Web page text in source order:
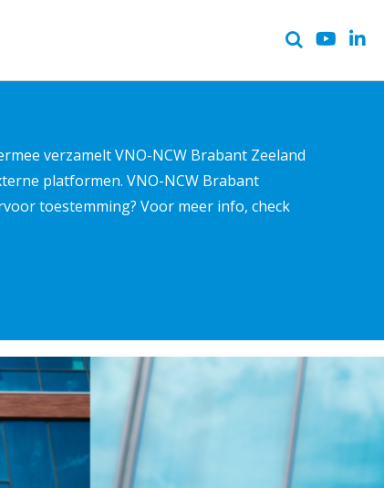
verzamelt VNO-NCW Brabant Zeeland
platformen. VNO-NCW Brabant
toestemming? Voor meer info, check